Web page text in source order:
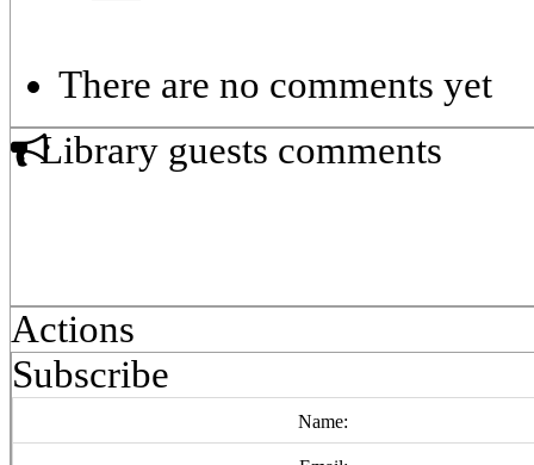
There are no comments yet
Library guests comments
Actions
Subscribe
Name: